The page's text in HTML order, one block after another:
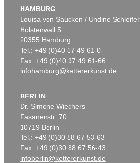
HAMBURG
Louisa von Saucken / Undine Schleifer
Holstenwall 5
20355 Hamburg
Tel.: +49 (0)40 37 49 61-0
Fax: +49 (0)40 37 49 61-66
infohamburg@kettererkunst.de
BERLIN
Dr. Simone Wiechers
Fasanenstr. 70
10719 Berlin
Tel.: +49 (0)30 88 67 53-63
Fax: +49 (0)30 88 67 56-43
infoberlin@kettererkunst.de